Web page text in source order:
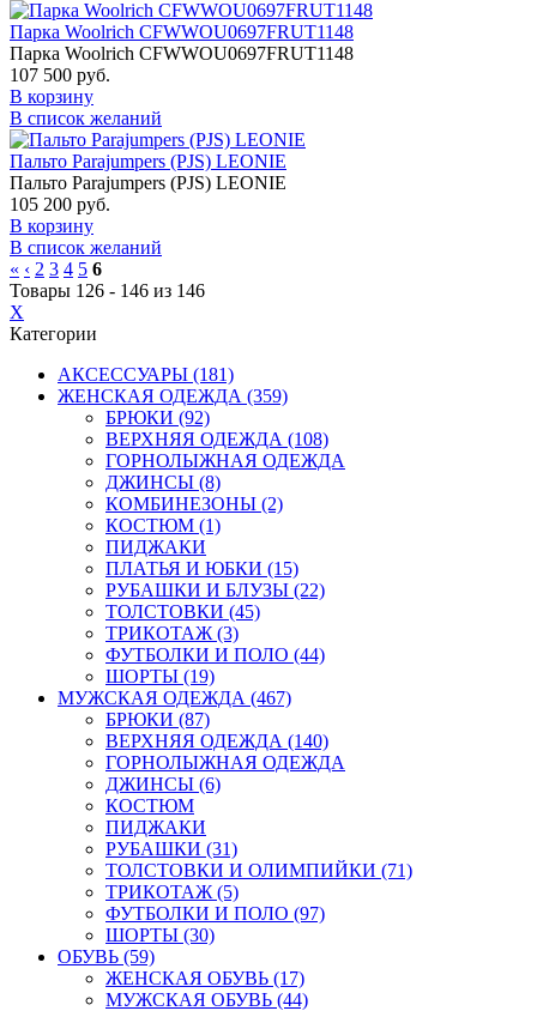
Парка Woolrich CFWWOU0697FRUT1148
Парка Woolrich CFWWOU0697FRUT1148
107 500 руб.
В корзину
В список желаний
Пальто Parajumpers (PJS) LEONIE
Пальто Parajumpers (PJS) LEONIE
105 200 руб.
В корзину
В список желаний
« ‹ 2 3 4 5 6
Товары 126 - 146 из 146
X
Категории
АКСЕССУАРЫ (181)
ЖЕНСКАЯ ОДЕЖДА (359)
БРЮКИ (92)
ВЕРХНЯЯ ОДЕЖДА (108)
ГОРНОЛЫЖНАЯ ОДЕЖДА
ДЖИНСЫ (8)
КОМБИНЕЗОНЫ (2)
КОСТЮМ (1)
ПИДЖАКИ
ПЛАТЬЯ И ЮБКИ (15)
РУБАШКИ И БЛУЗЫ (22)
ТОЛСТОВКИ (45)
ТРИКОТАЖ (3)
ФУТБОЛКИ И ПОЛО (44)
ШОРТЫ (19)
МУЖСКАЯ ОДЕЖДА (467)
БРЮКИ (87)
ВЕРХНЯЯ ОДЕЖДА (140)
ГОРНОЛЫЖНАЯ ОДЕЖДА
ДЖИНСЫ (6)
КОСТЮМ
ПИДЖАКИ
РУБАШКИ (31)
ТОЛСТОВКИ И ОЛИМПИЙКИ (71)
ТРИКОТАЖ (5)
ФУТБОЛКИ И ПОЛО (97)
ШОРТЫ (30)
ОБУВЬ (59)
ЖЕНСКАЯ ОБУВЬ (17)
МУЖСКАЯ ОБУВЬ (44)